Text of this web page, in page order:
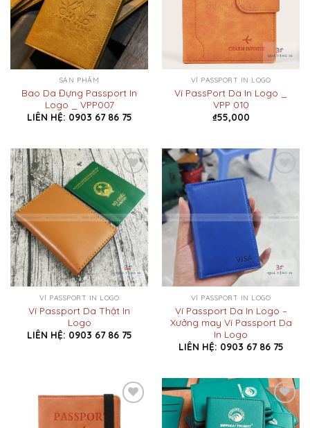
SẢN PHẨM
Bao Da Đựng Passport In
Logo _ VPP007
LIÊN HỆ: 0903 67 86 75
VÍ PASSPORT IN LOGO
Ví PassPort Da In Logo _
VPP 010
₫55,000
Add to
Wishlist
VÍ PASSPORT IN LOGO
Ví Passport Da Thật In
Logo
LIÊN HỆ: 0903 67 86 75
Add to
VÍ PASSPORT IN LOGO
Ví Passport Da In Logo –
Xưởng may Ví Passport Da
In Logo
LIÊN HỆ: 0903 67 86 75
Add to
Wishlist